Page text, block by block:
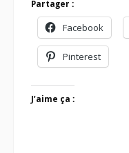
Partager :
Facebook
Pinterest
J’aime ça :